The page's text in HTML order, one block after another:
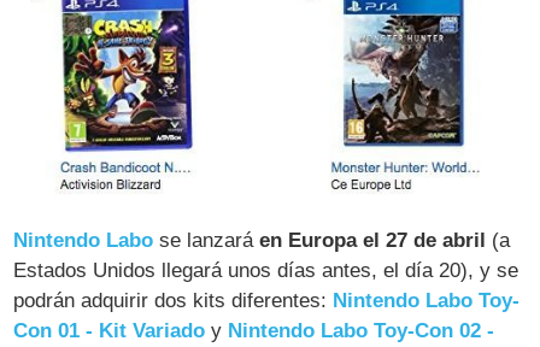
Nintendo Labo se lanzaráen Europa el 27 de abril (a
Estados Unidos llegará unos días antes, el día 20), y se
podrán adquirir dos kits diferentes: Nintendo Labo Toy-
Con 01 - Kit Variado y Nintendo Labo Toy-Con 02 -